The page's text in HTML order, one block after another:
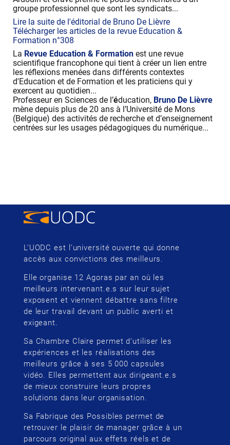
groupe professionnel que sont les syndicats...
Lire la suite de l'éditorial de Bruno De Lièvre
Télécharger les articles de la revue Education &
Formation n°308
La Revue Education & Formation est une revue
scientifique francophone qui tient à créer un lien entre
les réflexions menées dans différents contextes
d'Education et de Formation et les praticiens qui y
exercent au quotidien...
Professeur en Sciences de l’éducation, Bruno De Lièvre
mène depuis plus de 20 ans à l’Université de Mons
(Belgique) des activités de recherche et d’enseignement
centrées sur les usages pédagogiques du numérique...
L’UODC est l’université ouverte qui donne
accès aux convictions des meilleurs.
Elle organise 12 Agoras par an où les
meilleurs intervenant.e.s sur leur sujet
exposent et viennent débattre sans filtre
de leur travail devant un public averti et
exigeant.
Sa Chambre Claire permet d’utiliser les
expériences et les réalisations des
meilleurs grâce à ses 5 000 capsules
vidéo. Elles permettent aux dirigeant.e.s
de mieux construire leurs propres
solutions dans leur organisation.
Sa Fabrique des Possibles permet de
retrouver le plaisir de manager grâce à un
parcours original aux effets réels et de